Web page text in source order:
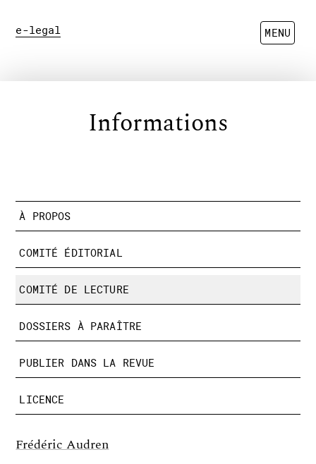
e-legal MENU
Informations
À PROPOS
COMITÉ ÉDITORIAL
COMITÉ DE LECTURE
DOSSIERS À PARAÎTRE
PUBLIER DANS LA REVUE
LICENCE
Frédéric Audren